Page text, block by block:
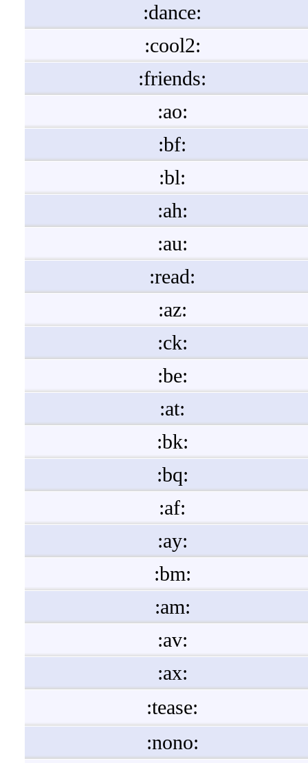
:dance:
:cool2:
:friends:
:ao:
:bf:
:bl:
:ah:
:au:
:read:
:az:
:ck:
:be:
:at:
:bk:
:bq:
:af:
:ay:
:bm:
:am:
:av:
:ax:
:tease:
:nono: